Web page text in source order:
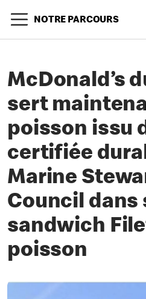
NOTRE PARCOURS
McDonald’s
sert
poisson issu
certifiée
Marine
Council dans
sandwich
poisson